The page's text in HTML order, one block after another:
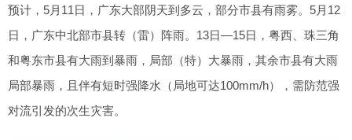
预计，5月11日，广东大部阴天到多云，部分市县有雨雾。5月12
日，广东中北部市县转（雷）阵雨。13日—15日，粤西、珠三角
和粤东市县有大雨到暴雨，局部（特）大暴雨，其余市县有大雨
局部暴雨，且伴有短时强降水（局地可达100mm/h），需防范强
对流引发的次生灾害。